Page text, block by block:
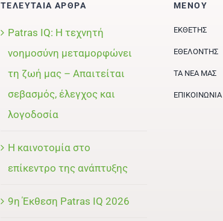
ΤΕΛΕΥΤΑΙΑ ΑΡΘΡΑ
Patras IQ: Η τεχνητή
νοημοσύνη μεταμορφώνει
τη ζωή μας – Απαιτείται
σεβασμός, έλεγχος και
λογοδοσία
Η καινοτομία στο
επίκεντρο της ανάπτυξης
9η Έκθεση Patras IQ 2026
ΜΕΝΟΥ
ΕΚΘΈΤΗΣ
ΕΘΕΛΟΝΤΉΣ
ΤΑ ΝΈΑ ΜΑΣ
ΕΠΙΚΟΙΝΩΝΊΑ